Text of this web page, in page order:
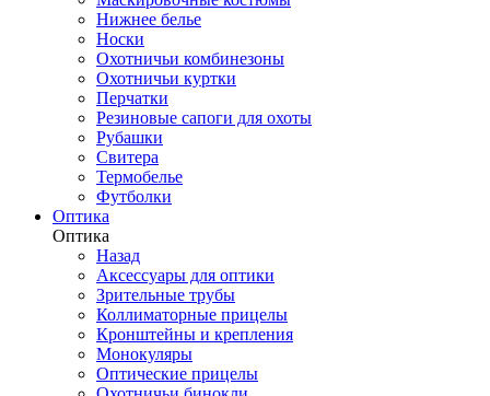
Нижнее белье
Носки
Охотничьи комбинезоны
Охотничьи куртки
Перчатки
Резиновые сапоги для охоты
Рубашки
Свитера
Термобелье
Футболки
Оптика
Оптика
Назад
Аксессуары для оптики
Зрительные трубы
Коллиматорные прицелы
Кронштейны и крепления
Монокуляры
Оптические прицелы